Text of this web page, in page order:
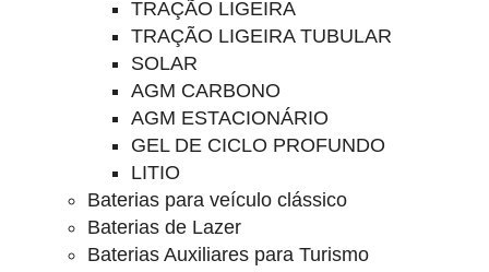
TRAÇÃO LIGEIRA
TRAÇÃO LIGEIRA TUBULAR
SOLAR
AGM CARBONO
AGM ESTACIONÁRIO
GEL DE CICLO PROFUNDO
LITIO
Baterias para veículo clássico
Baterias de Lazer
Baterias Auxiliares para Turismo